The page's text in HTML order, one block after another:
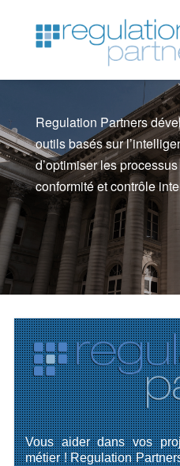
Regulation Partners vous
outils de compliance et
de reportings
Vous aider dans vos
métier ! Regulation